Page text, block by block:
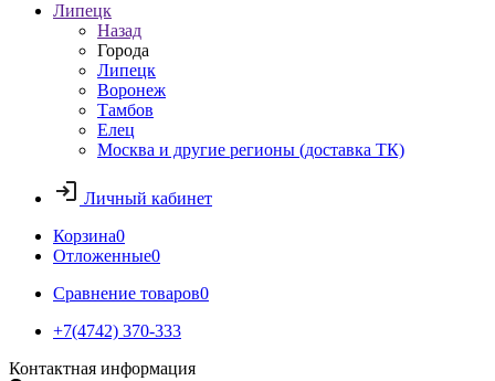
Липецк
Назад
Города
Липецк
Воронеж
Тамбов
Елец
Москва и другие регионы (доставка ТК)
Личный кабинет
Корзина0
Отложенные0
Сравнение товаров0
+7(4742) 370-333
Контактная информация